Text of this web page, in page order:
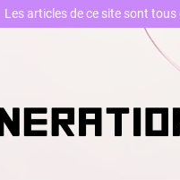
Les articles de ce site sont